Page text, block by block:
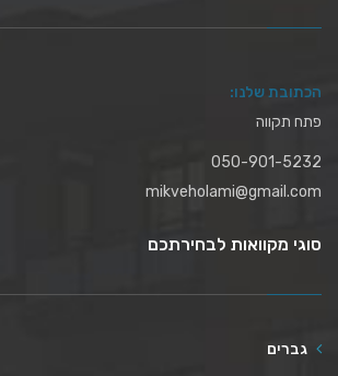
הכתובת שלנו:
פתח תקווה
050-901-5232
mikveholami@gmail.com
סוגי מקוואות לבחירתכם
גברים